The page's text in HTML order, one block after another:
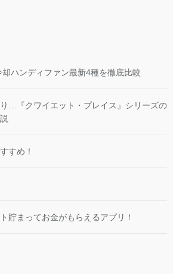
却ハンディファン最新4種を徹底比較
…『クワイエット・プレイス』シリーズの
すめ！
貯まってお金がもらえるアプリ！